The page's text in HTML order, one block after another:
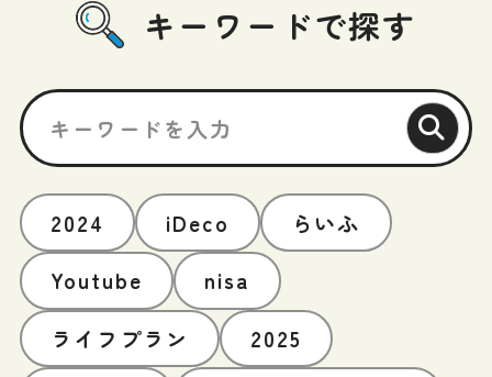
キーワードで探す
2024 iDeco
らいふ
Youtube
nisa
ライフプラン
2025